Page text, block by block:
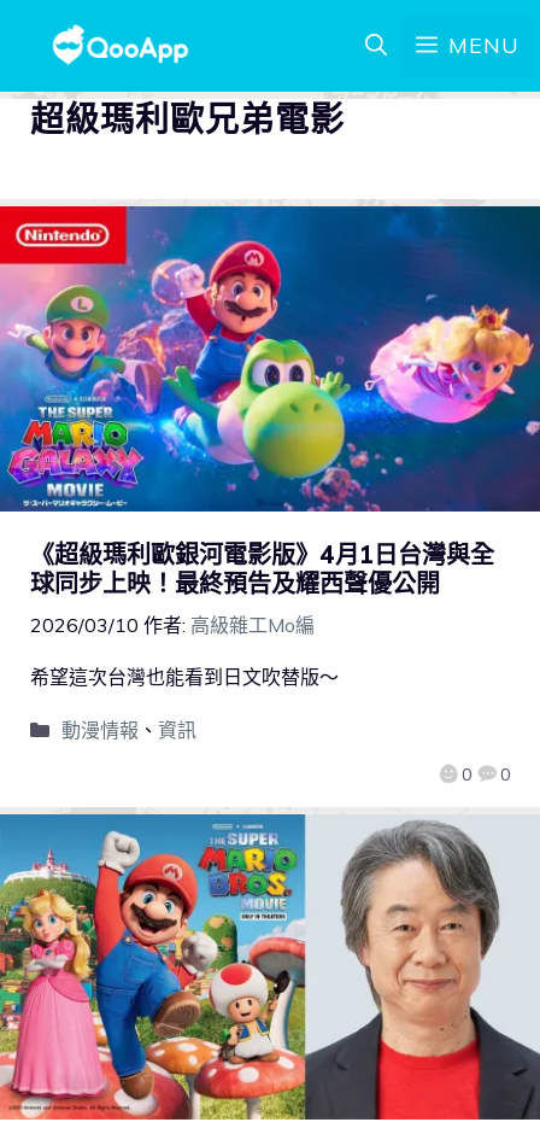
MENU
超級瑪利歐兄弟電影
《超級瑪利歐銀河電影版》4月1日台灣與全
球同步上映！最終預告及耀西聲優公開
2026/03/10 作者: 高級雜工Mo編
0 0
希望這次台灣也能看到日文吹替版～
動漫情報 、 資訊